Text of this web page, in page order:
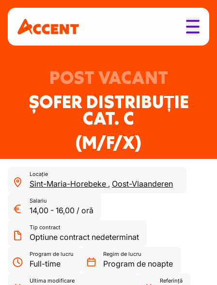
POST VACANT
ȘOFER DISTRIBUȚIE
CAT. C
(M/F/X)
Locație
Sint-Maria-Horebeke , Oost-Vlaanderen
Salariu
14,00 - 16,00 / oră
Tip contract
Optiune contract nedeterminat
Program de lucru
Full-time
Regim de lucru
Program de noapte
Ultima modificare Referință